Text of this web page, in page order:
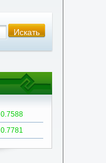
0.7588
0.7781